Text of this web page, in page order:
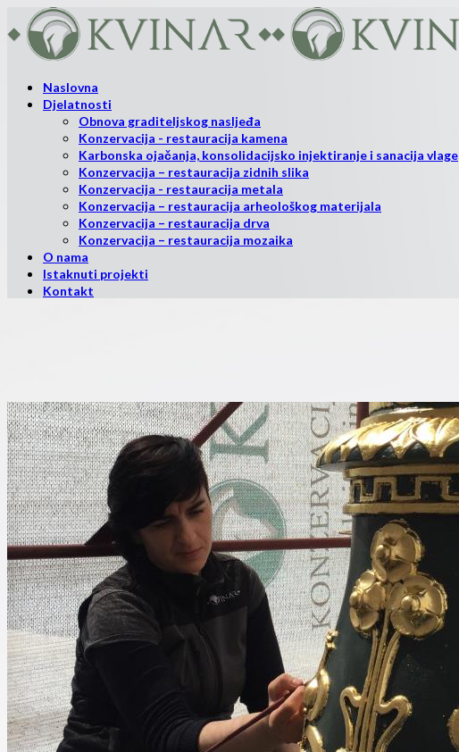
Naslovna
Djelatnosti
Obnova graditeljskog nasljeđa
Konzervacija - restauracija kamena
Karbonska ojačanja, konsolidacijsko injektiranje i sanacija vlage
Konzervacija – restauracija zidnih slika
Konzervacija - restauracija metala
Konzervacija – restauracija arheološkog materijala
Konzervacija – restauracija drva
Konzervacija – restauracija mozaika
O nama
Istaknuti projekti
Kontakt